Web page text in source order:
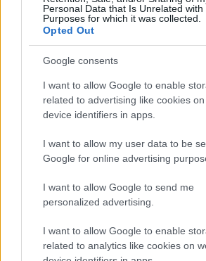
Personal Data that Is Unrelated with
Purposes for which it was collected.
Opted Out
Google consents
I want to allow Google to enable
related to advertising like cookies
device identifiers in apps.
I want to allow my user data to be
Google for online advertising
I want to allow Google to send me
personalized advertising.
I want to allow Google to enable
related to analytics like cookies on
Martina Agostina Diturco
I nostri cari
I nostri cari